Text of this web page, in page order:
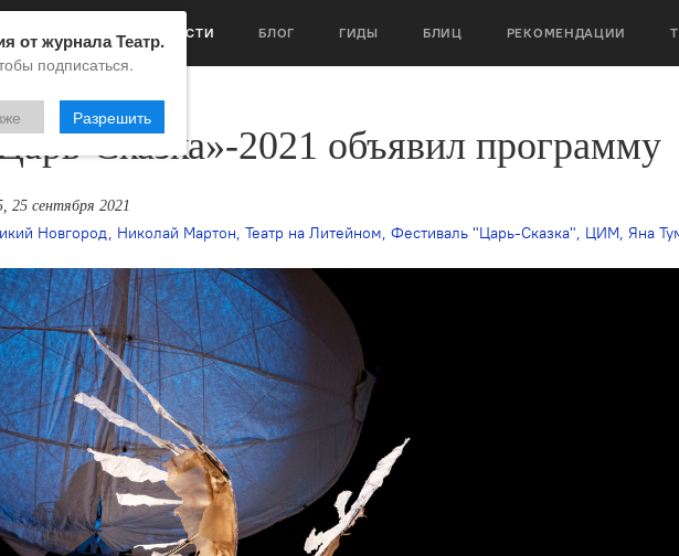
НОВОСТИ БЛОГ ГИДЫ БЛИЦ РЕКОМЕНДАЦИИ
Сказка»-2021 объявил программу
25 сентября 2021
Новгород, Николай Мартон, Театр на Литейном, Фестиваль "Царь-Сказка", ЦИМ, Яна
от журнала Театр.
подписаться.
Разрешить